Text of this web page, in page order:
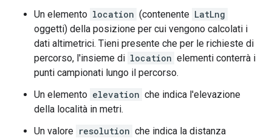
Un elemento location (contenente LatLng
oggetti) della posizione per cui vengono calcolati i
dati altimetrici. Tieni presente che per le richieste di
percorso, l'insieme di location elementi conterrà i
punti campionati lungo il percorso.
Un elemento elevation che indica l'elevazione
della località in metri.
Un valore resolution che indica la distanza